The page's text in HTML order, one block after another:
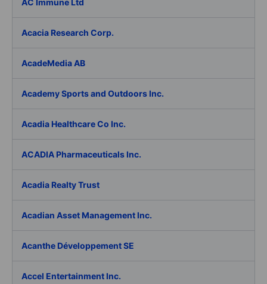
AC Immune Ltd
Acacia Research Corp.
AcadeMedia AB
Academy Sports and Outdoors Inc.
Acadia Healthcare Co Inc.
ACADIA Pharmaceuticals Inc.
Acadia Realty Trust
Acadian Asset Management Inc.
Acanthe Développement SE
Accel Entertainment Inc.